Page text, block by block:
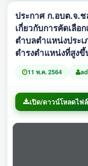
ประกาศ ก.อบต.จ.ช
เกี่ยวกับการคัดเลือ
ตำบลตำแหน่งประเ
ดำรงตำแหน่งที่สูง
11 พ.ค. 2564
เปิด/ดาวน์โหลดไฟ